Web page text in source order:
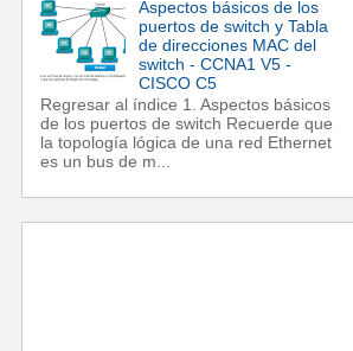
Aspectos básicos de los
puertos de switch y Tabla
de direcciones MAC del
switch - CCNA1 V5 -
CISCO C5
Regresar al índice 1. Aspectos básicos
de los puertos de switch Recuerde que
la topología lógica de una red Ethernet
es un bus de m...